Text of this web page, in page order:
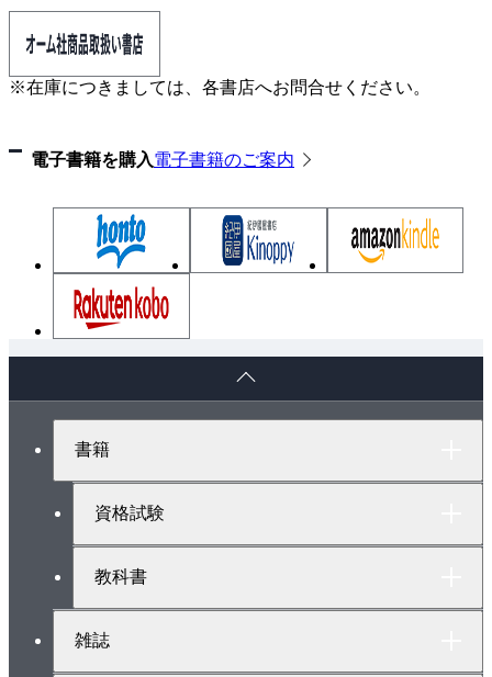
※在庫につきましては、各書店へお問合せください。
電子書籍を購入電子書籍のご案内
書籍
資格試験
教科書
雑誌